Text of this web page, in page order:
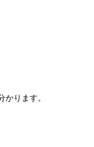
ります。